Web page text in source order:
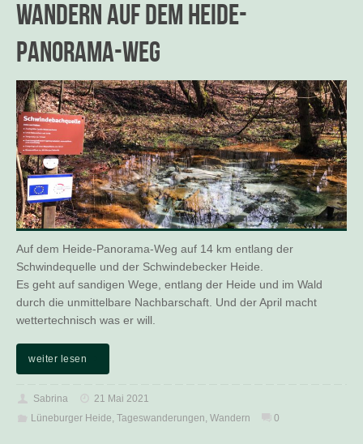
Wandern auf dem Heide-
Panorama-Weg
Auf dem Heide-Panorama-Weg auf 14 km entlang der
Schwindequelle und der Schwindebecker Heide.
Es geht auf sandigen Wege, entlang der Heide und im Wald
durch die unmittelbare Nachbarschaft. Und der April macht
wettertechnisch was er will.
weiter lesen
Sabrina
21 Mai 2021
Lüneburger Heide Tageswanderungen Wandern 0